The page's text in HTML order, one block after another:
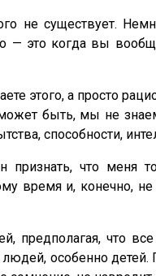
не существует.
— это когда вы
этого, а просто
быть, мы не
способности,
признать, что
время и, конечно,
предполагая, что
особенно